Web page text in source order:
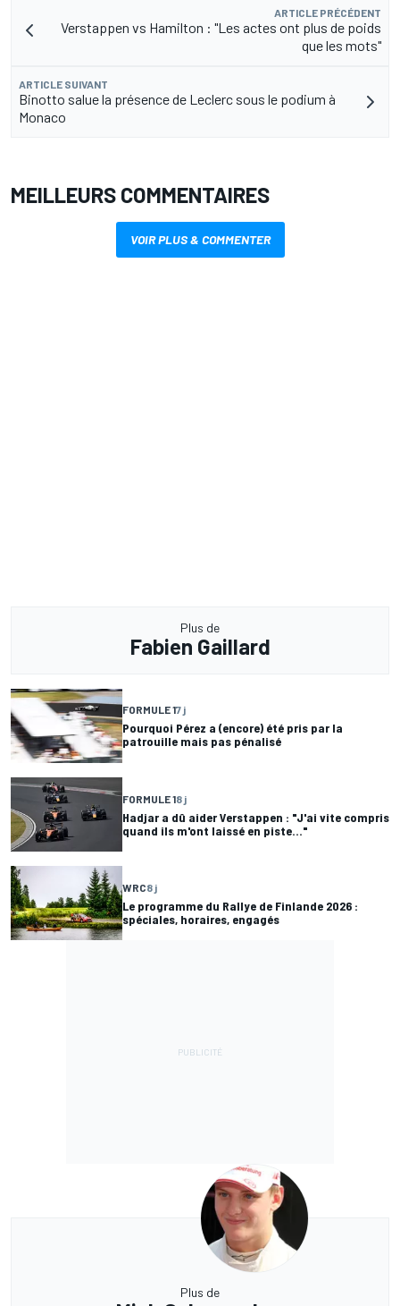
ARTICLE PRÉCÉDENT
Verstappen vs Hamilton : "Les actes ont plus de poids
que les mots"
ARTICLE SUIVANT
Binotto salue la présence de Leclerc sous le podium à
Monaco
MEILLEURS COMMENTAIRES
VOIR PLUS & COMMENTER
Plus de
Fabien Gaillard
FORMULE 17 j
Pourquoi Pérez a (encore) été pris par la
patrouille mais pas pénalisé
FORMULE 18 j
Hadjar a dû aider Verstappen : "J'ai vite compris
quand ils m'ont laissé en piste..."
WRC8 j
Le programme du Rallye de Finlande 2026 :
spéciales, horaires, engagés
Plus de